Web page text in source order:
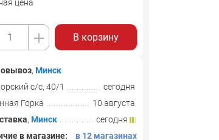
цена
В корзину
, Минск
с/с, 40/1
сегодня
Горка
10 августа
, Минск
сегодня
в магазине:
в 12 магазинах